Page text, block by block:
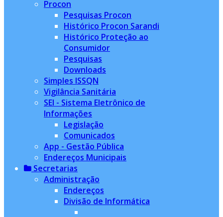
Procon
Pesquisas Procon
Histórico Procon Sarandi
Histórico Proteção ao
Consumidor
Pesquisas
Downloads
Simples ISSQN
Vigilância Sanitária
SEI - Sistema Eletrônico de
Informações
Legislação
Comunicados
App - Gestão Pública
Endereços Municipais
Secretarias
Administração
Endereços
Divisão de Informática